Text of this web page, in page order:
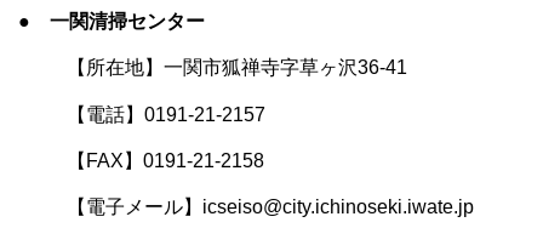
● 一関清掃センター
【所在地】一関市狐禅寺字草ヶ沢36-41
【電話】0191-21-2157
【FAX】0191-21-2158
【電子メール】icseiso@city.ichinoseki.iwate.jp